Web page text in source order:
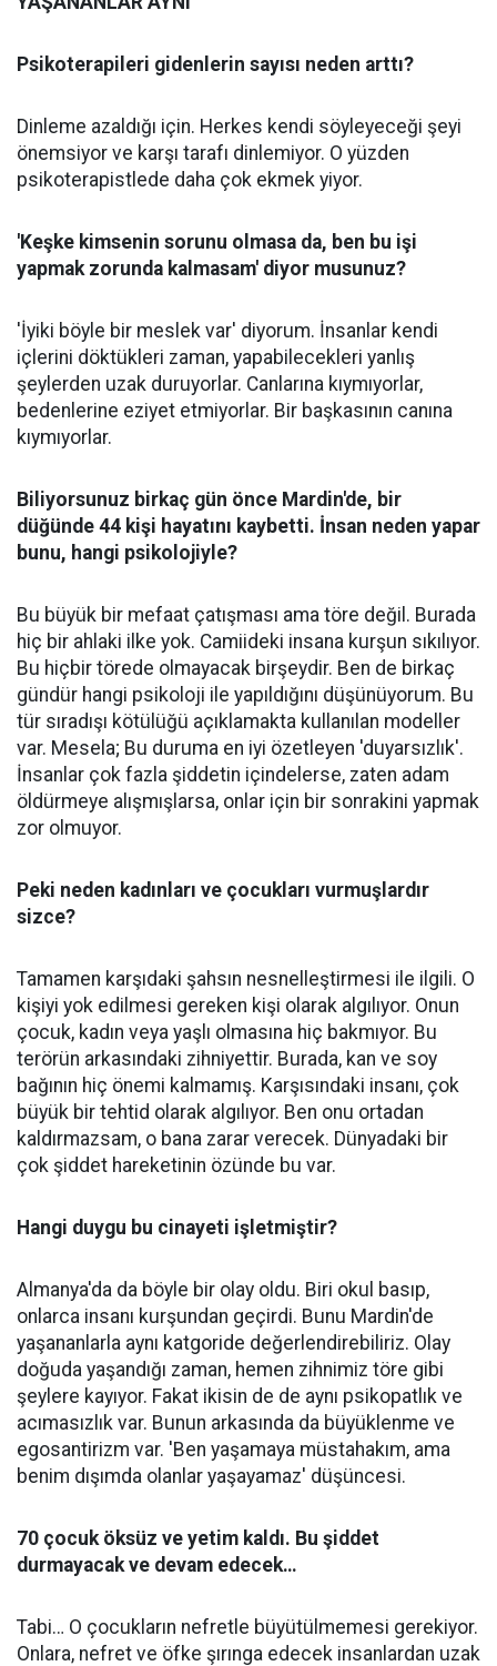
Psikoterapileri gidenlerin sayısı neden arttı?
Dinleme azaldığı için. Herkes kendi söyleyeceği şeyi
önemsiyor ve karşı tarafı dinlemiyor. O yüzden
psikoterapistlede daha çok ekmek yiyor.
'Keşke kimsenin sorunu olmasa da, ben bu işi
yapmak zorunda kalmasam' diyor musunuz?
'İyiki böyle bir meslek var' diyorum. İnsanlar kendi
içlerini döktükleri zaman, yapabilecekleri yanlış
şeylerden uzak duruyorlar. Canlarına kıymıyorlar,
bedenlerine eziyet etmiyorlar. Bir başkasının canına
kıymıyorlar.
Biliyorsunuz birkaç gün önce Mardin'de, bir
düğünde 44 kişi hayatını kaybetti. İnsan neden yapar
bunu, hangi psikolojiyle?
Bu büyük bir mefaat çatışması ama töre değil. Burada
hiç bir ahlaki ilke yok. Camiideki insana kurşun sıkılıyor.
Bu hiçbir törede olmayacak birşeydir. Ben de birkaç
gündür hangi psikoloji ile yapıldığını düşünüyorum. Bu
tür sıradışı kötülüğü açıklamakta kullanılan modeller
var. Mesela; Bu duruma en iyi özetleyen 'duyarsızlık'.
İnsanlar çok fazla şiddetin içindelerse, zaten adam
öldürmeye alışmışlarsa, onlar için bir sonrakini yapmak
zor olmuyor.
Peki neden kadınları ve çocukları vurmuşlardır
sizce?
Tamamen karşıdaki şahsın nesnelleştirmesi ile ilgili. O
kişiyi yok edilmesi gereken kişi olarak algılıyor. Onun
çocuk, kadın veya yaşlı olmasına hiç bakmıyor. Bu
terörün arkasındaki zihniyettir. Burada, kan ve soy
bağının hiç önemi kalmamış. Karşısındaki insanı, çok
büyük bir tehtid olarak algılıyor. Ben onu ortadan
kaldırmazsam, o bana zarar verecek. Dünyadaki bir
çok şiddet hareketinin özünde bu var.
Hangi duygu bu cinayeti işletmiştir?
Almanya'da da böyle bir olay oldu. Biri okul basıp,
onlarca insanı kurşundan geçirdi. Bunu Mardin'de
yaşananlarla aynı katgoride değerlendirebiliriz. Olay
doğuda yaşandığı zaman, hemen zihnimiz töre gibi
şeylere kayıyor. Fakat ikisin de de aynı psikopatlık ve
acımasızlık var. Bunun arkasında da büyüklenme ve
egosantirizm var. 'Ben yaşamaya müstahakım, ama
benim dışımda olanlar yaşayamaz' düşüncesi.
70 çocuk öksüz ve yetim kaldı. Bu şiddet
durmayacak ve devam edecek…
Tabi… O çocukların nefretle büyütülmemesi gerekiyor.
Onlara, nefret ve öfke şırınga edecek insanlardan uzak